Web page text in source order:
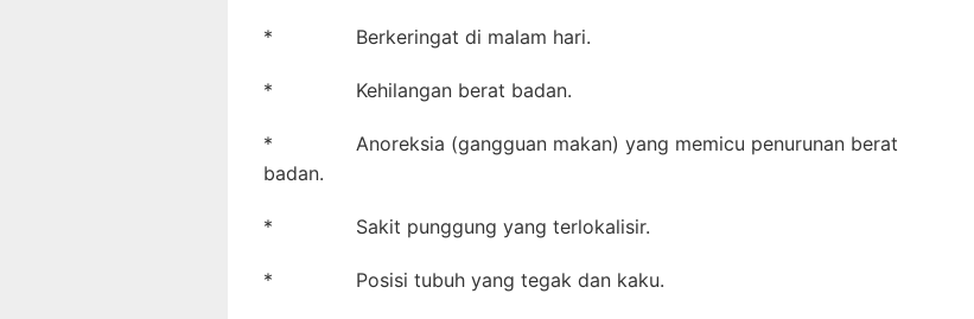
* Berkeringat di malam hari.
* Kehilangan berat badan.
* Anoreksia (gangguan makan) yang memicu penurunan berat
badan.
* Sakit punggung yang terlokalisir.
* Posisi tubuh yang tegak dan kaku.